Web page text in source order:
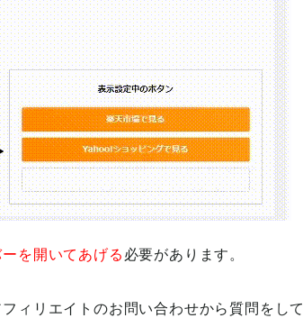
を開いてあげる 必要があります。
ィリエイトのお問い合わせから質問をし